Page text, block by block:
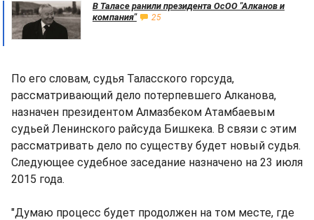
В Таласе ранили президента ОсОО "Алканов и
компания"
25
По его словам, судья Таласского горсуда,
рассматривающий дело потерпевшего Алканова,
назначен президентом Алмазбеком Атамбаевым
судьей Ленинского райсуда Бишкека. В связи с этим
рассматривать дело по существу будет новый судья.
Следующее судебное заседание назначено на 23 июля
2015 года.
"Думаю процесс будет продолжен на том месте, где